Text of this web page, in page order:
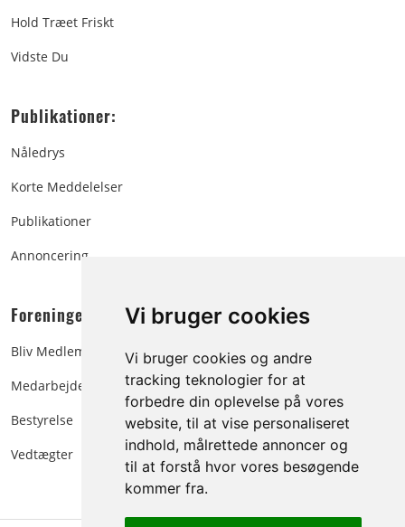
Vi bruger cookies
Vi bruger cookies og andre
tracking teknologier for at
forbedre din oplevelse på vores
website, til at vise personaliseret
indhold, målrettede annoncer og
til at forstå hvor vores besøgende
kommer fra.
Hold Træet Friskt
Vidste Du
Publikationer:
Nåledrys
Korte Meddelelser
Publikationer
Annoncering
Foreningen:
Bliv Medlem
Medarbejdere
Bestyrelse
Vedtægter